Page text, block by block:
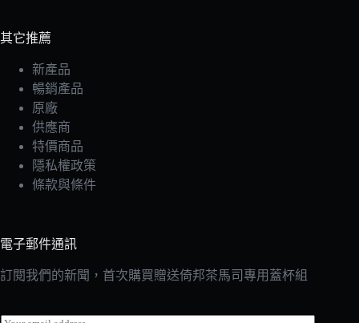
其它推薦
新產品
暢銷產品
原廠
供應商
特價商品
隱私權政策
條款與條件
電子郵件通訊
訂閱我們的新聞，首次購買贈送倚邦茶馬司專用蓋杯組